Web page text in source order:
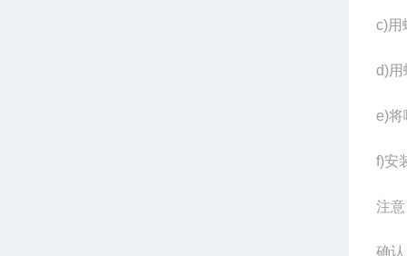
c)用
d)
e)将
f)安
注
确